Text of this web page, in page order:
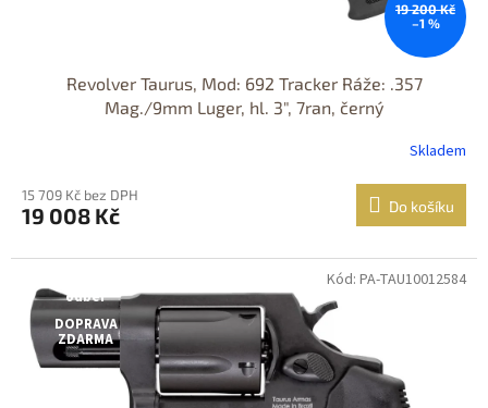
19 200 Kč
–1 %
Revolver Taurus, Mod: 692 Tracker Ráže: .357
Mag./9mm Luger, hl. 3", 7ran, černý
Skladem
15 709 Kč bez DPH
19 008 Kč Do košíku
odběr
DOPRAVA
ZDARMA
Kód: PA-TAU10012584